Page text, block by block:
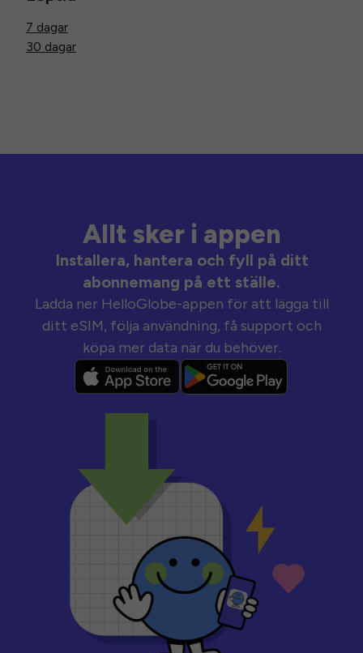
7 dagar
30 dagar
Allt sker i appen
Installera, hantera och fyll på ditt
abonnemang på ett ställe.
Ladda ner HelloGlobe-appen för att lägga till
ditt eSIM, följa användning, få support och
köpa mer data när du behöver.